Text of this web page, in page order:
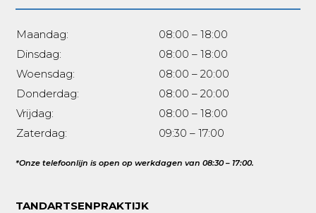
Maandag:
08:00 – 18:00
Dinsdag:
08:00 – 18:00
Woensdag:
08:00 – 20:00
Donderdag:
08:00 – 20:00
Vrijdag:
08:00 – 18:00
Zaterdag:
09:30 – 17:00
*Onze telefoonlijn is open op werkdagen van 08:30 – 17:00.
TANDARTSENPRAKTIJK